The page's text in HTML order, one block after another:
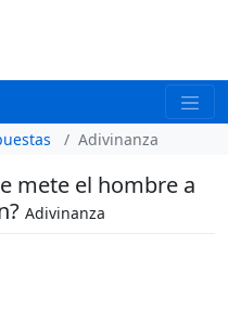
Adivinanza
mete el hombre a
Adivinanza